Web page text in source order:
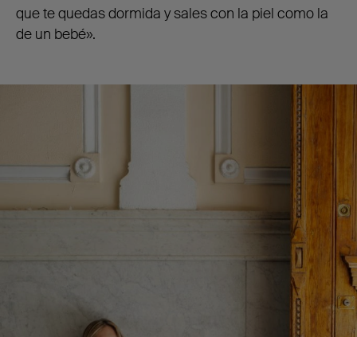
que te quedas dormida y sales con la piel como la
de un bebé».